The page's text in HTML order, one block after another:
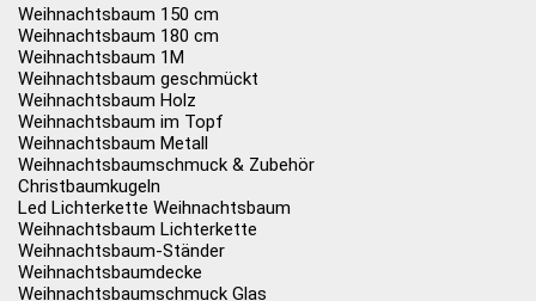
Weihnachtsbaum 150 cm
Weihnachtsbaum 180 cm
Weihnachtsbaum 1M
Weihnachtsbaum geschmückt
Weihnachtsbaum Holz
Weihnachtsbaum im Topf
Weihnachtsbaum Metall
Weihnachtsbaumschmuck & Zubehör
Christbaumkugeln
Led Lichterkette Weihnachtsbaum
Weihnachtsbaum Lichterkette
Weihnachtsbaum-Ständer
Weihnachtsbaumdecke
Weihnachtsbaumschmuck Glas